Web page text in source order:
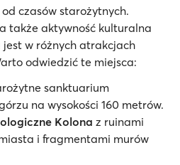
czasów starożytnych.
także aktywność kulturalna
jest w różnych atrakcjach
odwiedzić te miejsca:
sanktuarium
na wysokości 160 metrów.
Kolona z ruinami
i fragmentami murów